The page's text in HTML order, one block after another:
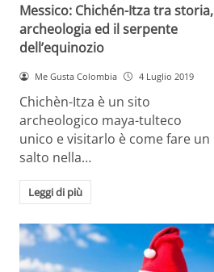
Messico: Chichén-Itza tra storia,
archeologia ed il serpente
dell’equinozio
Me Gusta Colombia 4 Luglio 2019
Chichèn-Itza è un sito
archeologico maya-tulteco
unico e visitarlo è come fare un
salto nella…
Leggi di più